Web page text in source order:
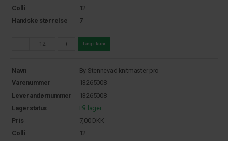
Colli
12
Handske størrelse
7
- + Læg i kurv
Navn
By Stennevad knitmaster pro
Varenummer
13265008
Leverandørnummer
13265008
Lagerstatus
På lager
Pris
7,00 DKK
Colli
12